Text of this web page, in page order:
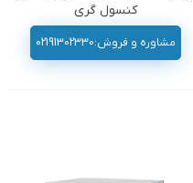
کنسول گری
مشاوره و فروش:02191302330